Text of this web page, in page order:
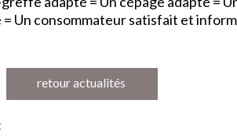
Un consommateur satisfait et
retour actualités